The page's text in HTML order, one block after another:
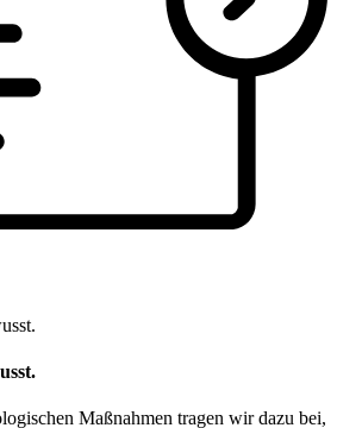
Maßnahmen tragen wir dazu bei,